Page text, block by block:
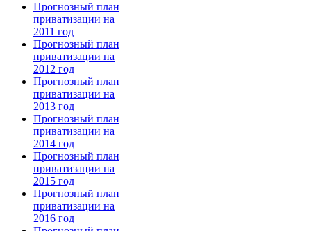
Прогнозный план
приватизации на
2011 год
Прогнозный план
приватизации на
2012 год
Прогнозный план
приватизации на
2013 год
Прогнозный план
приватизации на
2014 год
Прогнозный план
приватизации на
2015 год
Прогнозный план
приватизации на
2016 год